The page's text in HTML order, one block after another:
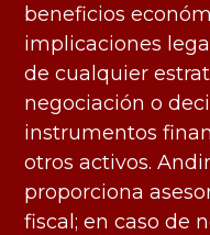
beneficios
implicaciones
de cualquier
negociación o
instrumentos
otros activos.
proporciona
fiscal; en caso de